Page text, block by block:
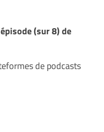
(sur 8) de
de podcasts